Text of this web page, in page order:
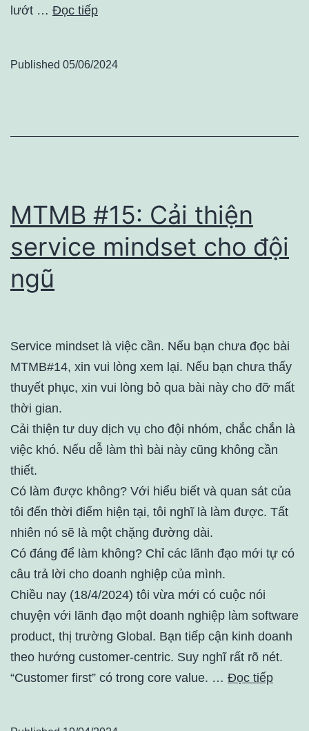
lướt … Đọc tiếp
Published 05/06/2024
MTMB #15: Cải thiện
service mindset cho đội
ngũ
Service mindset là việc cần. Nếu bạn chưa đọc bài
MTMB#14, xin vui lòng xem lại. Nếu bạn chưa thấy
thuyết phục, xin vui lòng bỏ qua bài này cho đỡ mất
thời gian.
Cải thiện tư duy dịch vụ cho đội nhóm, chắc chắn là
việc khó. Nếu dễ làm thì bài này cũng không cần
thiết.
Có làm được không? Với hiểu biết và quan sát của
tôi đến thời điểm hiện tại, tôi nghĩ là làm được. Tất
nhiên nó sẽ là một chặng đường dài.
Có đáng để làm không? Chỉ các lãnh đạo mới tự có
câu trả lời cho doanh nghiệp của mình.
Chiều nay (18/4/2024) tôi vừa mới có cuộc nói
chuyện với lãnh đạo một doanh nghiệp làm software
product, thị trường Global. Bạn tiếp cận kinh doanh
theo hướng customer-centric. Suy nghĩ rất rõ nét.
“Customer first” có trong core value. … Đọc tiếp